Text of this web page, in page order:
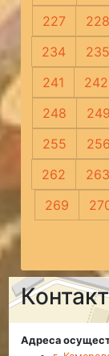
227
228
234
235
241
242
248
249
255
256
262
263
269
Адреса